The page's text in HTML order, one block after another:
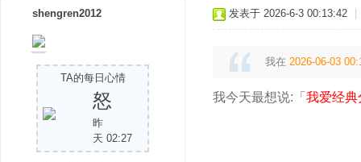
shengren2012
TA的每日心情
怒
昨
天 02:27
发表于 2026-6-3 00:13:42
我在 2026-06-03
我今天最想说:「 我爱经典